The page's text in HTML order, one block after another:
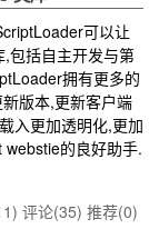
可以让
包括自主开发与第
拥有更多的
版本,更新客户端
入更加透明化,更加
的良好助手.
评论(35) 推荐(0)